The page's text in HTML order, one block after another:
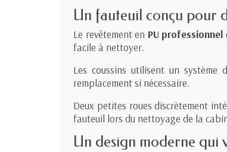
Un fauteuil conçu pour
Le revêtement en PU professionnel
facile à nettoyer.
Les coussins utilisent un
remplacement si nécessaire.
Deux petites roues discrètement
fauteuil lors du nettoyage de la
Un design moderne qui